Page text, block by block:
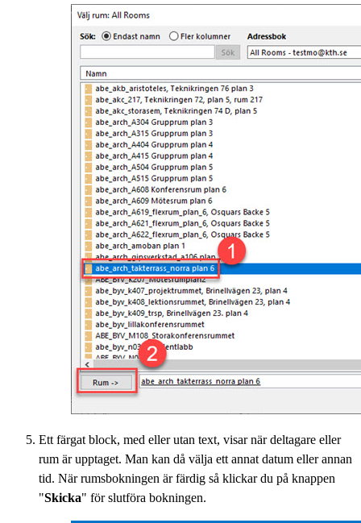
Ett färgat block, med eller utan text, visar när deltagare eller
rum är upptaget. Man kan då välja ett annat datum eller annan
tid. När rumsbokningen är färdig så klickar du på knappen
"Skicka" för slutföra bokningen.